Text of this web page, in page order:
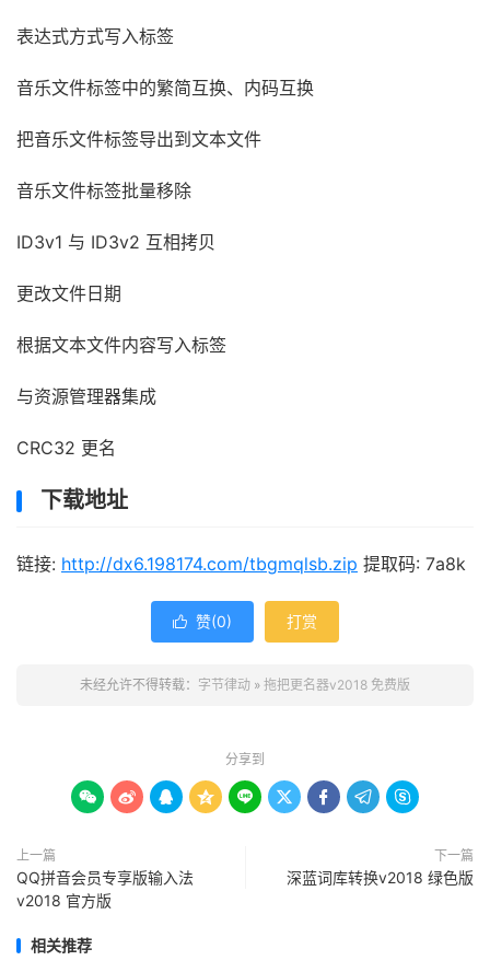
表达式方式写入标签
音乐文件标签中的繁简互换、内码互换
把音乐文件标签导出到文本文件
音乐文件标签批量移除
ID3v1 与 ID3v2 互相拷贝
更改文件日期
根据文本文件内容写入标签
与资源管理器集成
CRC32 更名
下载地址
链接: http://dx6.198174.com/tbgmqlsb.zip 提取码: 7a8k
 赞(0) 打赏
未经允许不得转载： 字节律动 » 拖把更名器v2018 免费版
分享到
        
上一篇
QQ拼音会员专享版输入法
v2018 官方版
下一篇
深蓝词库转换v2018 绿色版
相关推荐